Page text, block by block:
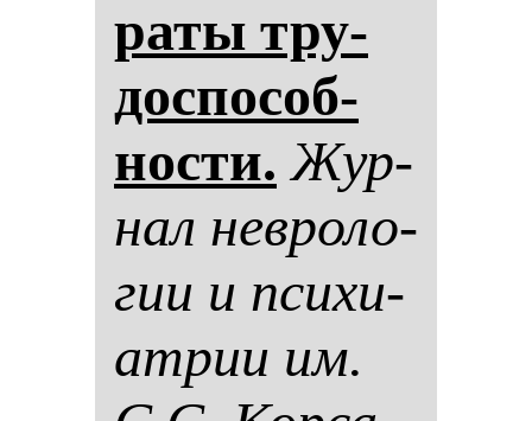
ра­ты тру­
дос­по­соб­
нос­ти. Жур­
нал нев­ро­ло­
гии и пси­хи­
ат­рии им.